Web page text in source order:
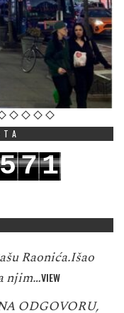
571
Raonića.Išao
njim…VIEW
ODGOVORU,